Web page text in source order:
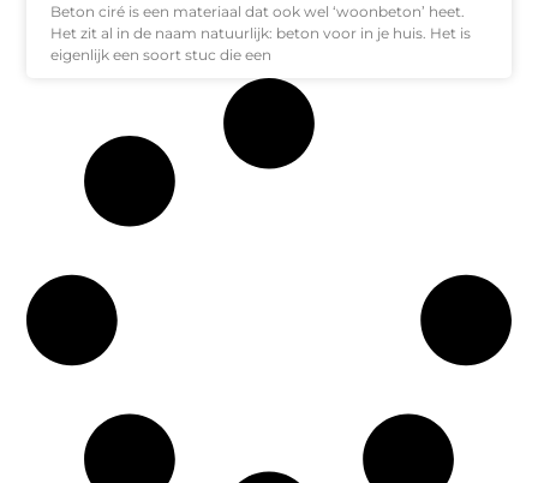
Beton ciré is een materiaal dat ook wel ‘woonbeton’ heet.
Het zit al in de naam natuurlijk: beton voor in je huis. Het is
eigenlijk een soort stuc die een